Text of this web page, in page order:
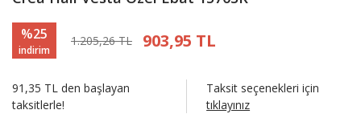
%25
indirim
1.205,26 TL 903,95 TL
91,35 TL den başlayan
taksitlerle!
Taksit seçenekleri için
tıklayınız